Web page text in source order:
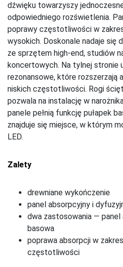
dźwięku towarzyszy
odpowiedniego rozświetlenia.
poprawy częstotliwości w
wysokich. Doskonale nadaje się
ze sprzętem high-end, studiów
koncertowych. Na tylnej stronie
rezonansowe, które rozszerzają
niskich częstotliwości. Rogi
pozwala na instalację w
panele pełnią funkcję pułapek
znajduje się miejsce, w którym
LED.
Zalety
drewniane wykończenie
panel absorpcyjny i
dwa zastosowania — panel
basowa
poprawa absorpcji w
częstotliwości